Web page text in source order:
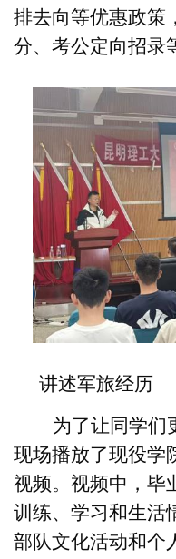
排去向等优惠政策
分、考公定向招录
讲述军旅经历
为了让同学们
现场播放了现役学
视频。视频中，毕
训练、学习和生活
部队文化活动和个